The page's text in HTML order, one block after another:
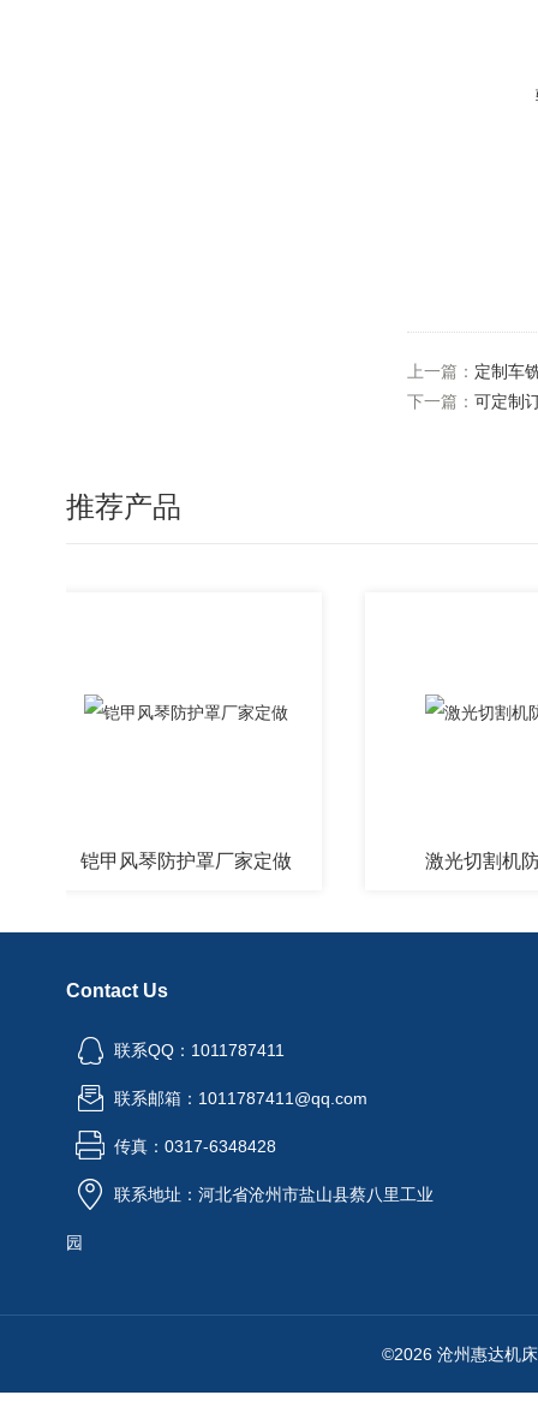
上一篇： 定制车
下一篇： 可定制
推荐产品
铠甲风琴防护罩厂家定做 激光切割机防护罩
Contact Us
联系QQ：1011787411
联系邮箱：1011787411@qq.com
传真：0317-6348428
联系地址：河北省沧州市盐山县蔡八里工业
园
©2026 沧州惠达机